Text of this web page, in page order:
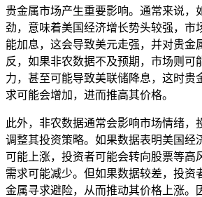
贵金属市场产生重要影响。通常来说，
劲，意味着美国经济增长势头较强，市
能加息，这会导致美元走强，并对贵金
反，如果非农数据不及预期，市场则可
力，甚至可能导致美联储降息，这时贵
求可能会增加，进而推高其价格。
此外，非农数据通常会影响市场情绪，
调整其投资策略。如果数据表明美国经
可能上涨，投资者可能会转向股票等高
需求可能减少。但如果数据较差，投资
金属寻求避险，从而推动其价格上涨。